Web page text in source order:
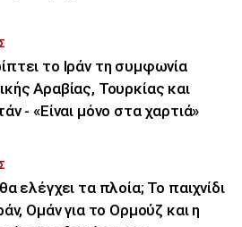
το Ιράν τη συμφωνία
Αραβίας, Τουρκίας και
- «Είναι μόνο στα χαρτιά»
ελέγχει τα πλοία; Το παιχνίδι
Ομάν για το Ορμούζ και η